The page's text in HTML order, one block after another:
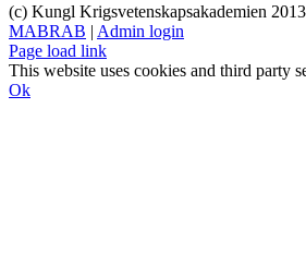
(c) Kungl Krigsvetenskapsakademien
MABRAB | Admin login
Page load link
This website uses cookies and third party
Ok